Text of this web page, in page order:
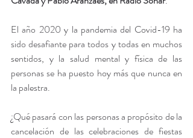
El año 2020 y la pandemia del Covid-19 ha
sido desafiante para todos y todas en muchos
sentidos, y la salud mental y física de las
personas se ha puesto hoy más que nunca en
la palestra.
¿Qué pasará con las personas a propósito de la
cancelación de las celebraciones de fiestas